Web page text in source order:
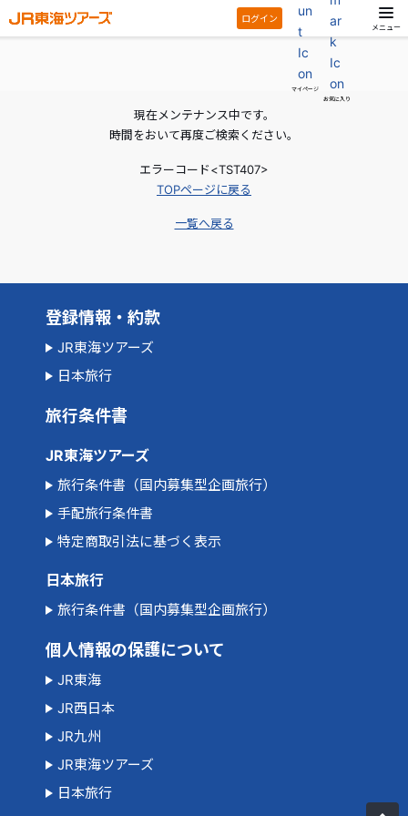
ログイン
マイページ
お気に入り
メニュー
現在メンテナンス中です。
時間をおいて再度ご検索ください。
エラーコード<TST407>
TOPページに戻る
一覧へ戻る
登録情報・約款
JR東海ツアーズ
日本旅行
旅行条件書
JR東海ツアーズ
旅行条件書（国内募集型企画旅行）
手配旅行条件書
特定商取引法に基づく表示
日本旅行
旅行条件書（国内募集型企画旅行）
個人情報の保護について
JR東海
JR西日本
JR九州
JR東海ツアーズ
日本旅行